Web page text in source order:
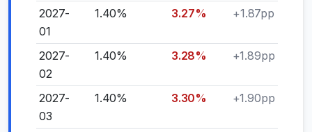
2027-
01
1.40% 3.27% +1.87pp
2027-
02
1.40% 3.28% +1.89pp
2027-
03
1.40% 3.30% +1.90pp